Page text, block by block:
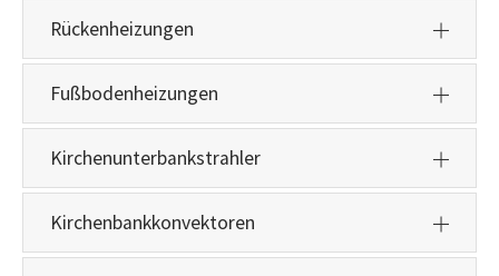
Rückenheizungen
Fußbodenheizungen
Kirchenunterbankstrahler
Kirchenbankkonvektoren